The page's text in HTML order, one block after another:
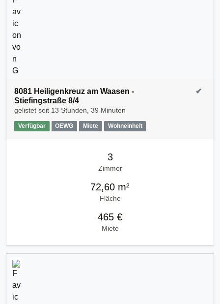
8081 Heiligenkreuz am Waasen -
Stiefingstraße 8/4
gelistet seit 13 Stunden, 39 Minuten
Verfügbar OEWG Miete Wohneinheit
✔
3
Zimmer
72,60 m²
Fläche
465 €
Miete